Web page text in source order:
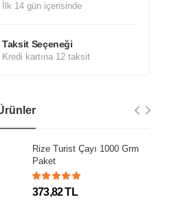
İlk 14 gün içerisinde
Taksit Seçeneği
Kredi kartına 12 taksit
Rize Turist Çayı 1000 Grm
Paket
373,82 TL